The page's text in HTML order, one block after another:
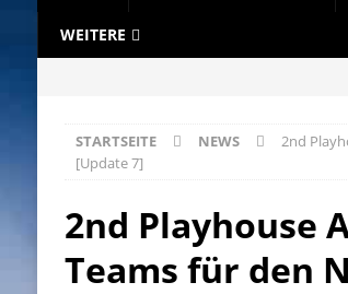
WEITERE
STARTSEITE NEWS
2nd
[Update 7]
2nd Playhouse
Teams für den